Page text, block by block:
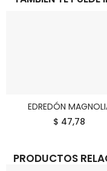
COMPRAR
EDREDÓN
$ 47,78
PRODUCTOS